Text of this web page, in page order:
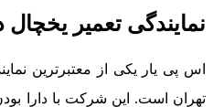
نمایندگی تعمیر یخچال
اس پی یار یکی از معتبرترین
تهران است. این شرکت با دارا